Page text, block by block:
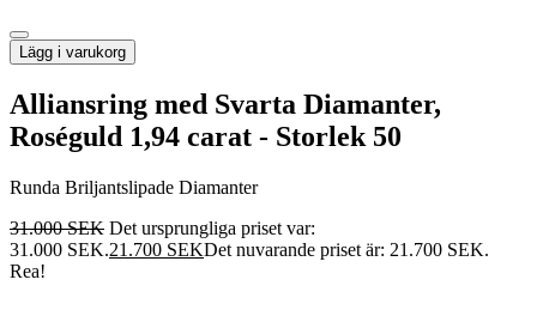
Lägg i varukorg
Alliansring med Svarta Diamanter,
Roséguld 1,94 carat - Storlek 50
Runda Briljantslipade Diamanter
31.000SEK Det ursprungliga priset var:
31.000 SEK.21.700 SEKDet nuvarande priset är: 21.700 SEK.
Rea!